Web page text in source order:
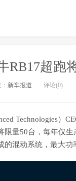
RB17超跑
新车报道 评论(0)
Technologies）
量50台，每年仅
混动系统，最大功